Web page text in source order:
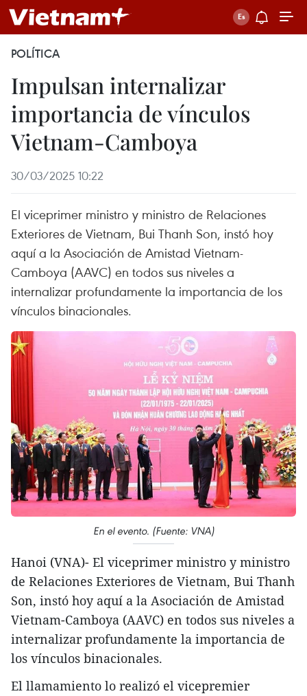
POLÍTICA
Impulsan internalizar
importancia de vínculos
Vietnam-Camboya
30/03/2025 10:22
El viceprimer ministro y ministro de Relaciones
Exteriores de Vietnam, Bui Thanh Son, instó hoy
aquí a la Asociación de Amistad Vietnam-
Camboya (AAVC) en todos sus niveles a
internalizar profundamente la importancia de los
vínculos binacionales.
En el evento. (Fuente: VNA)
Hanoi (VNA)- El viceprimer ministro y ministro
de Relaciones Exteriores de Vietnam, Bui Thanh
Son, instó hoy aquí a la Asociación de Amistad
Vietnam-Camboya (AAVC) en todos sus niveles a
internalizar profundamente la importancia de
los vínculos binacionales.
El llamamiento lo realizó el vicepremier